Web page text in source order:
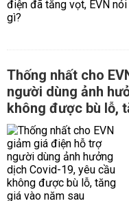
Thống nhất cho
người dùng ảnh
không được bù lỗ,